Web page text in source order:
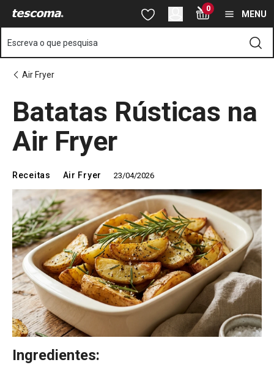
Está na página Descubra como fazer batatas rústicas
Saltar para o conteúdo principal
Saltar para a pesquisa
Saltar para a navegação 0
MENU
Escreva o que pesquisa
Air Fryer
Batatas Rústicas na
Air Fryer
Receitas Air Fryer 23/04/2026
Ingredientes: